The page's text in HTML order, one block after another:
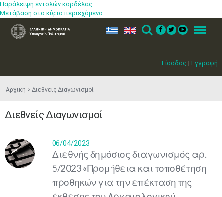
Παράλειψη εντολών κορδέλας
Μετάβαση στο κύριο περιεχόμενο
Είσοδος | Εγγραφή
ελ en Search Menu
Αρχική Διεθνείς Διαγωνισμοί
Διεθνείς Διαγωνισμοί
06/04/2023
Διεθνής δημόσιος διαγωνισμός αρ.
5/2023 «Προμήθεια και τοποθέτηση
προθηκών για την επέκταση της